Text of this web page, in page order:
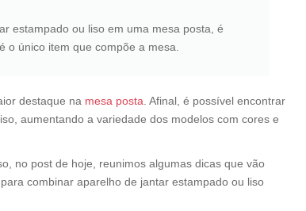
estampado ou liso em uma mesa posta, é
o único item que compõe a mesa.
destaque na mesa posta . Afinal, é possível encontrar
aumentando a variedade dos modelos com cores e
no post de hoje, reunimos algumas dicas que vão
combinar aparelho de jantar estampado ou liso